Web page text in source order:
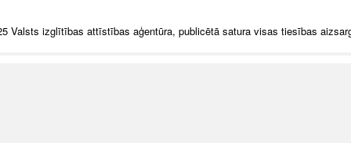
Valsts izglītības attīstības aģentūra, publicētā satura visas tiesības